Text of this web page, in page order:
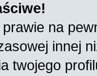
na
innej
twojego